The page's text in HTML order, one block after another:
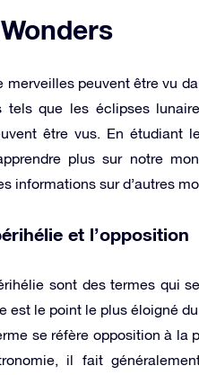
merveilles peuvent être vu
tels que les éclipses
être vus. En étudiant
plus sur notre
informations sur d’autres
et l’opposition
sont des termes qui
est le point le plus éloigné
se réfère opposition à la
il fait